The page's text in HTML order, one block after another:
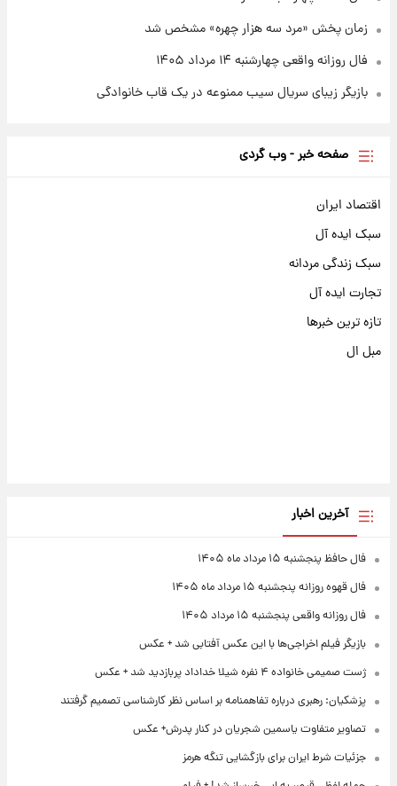
زمان پخش «مرد سه هزار چهره» مشخص شد
فال روزانه واقعی چهارشنبه ۱۴ مرداد ۱۴۰۵
بازیگر زیبای سریال سیب ممنوعه در یک قاب خانوادگی
صفحه خبر - وب گردی
اقتصاد ایران
سبک ایده آل
سبک زندگی مردانه
تجارت ایده آل
تازه ترین خبرها
مبل ال
آخرین اخبار
فال حافظ پنجشنبه ۱۵ مرداد ماه ۱۴۰۵
فال قهوه روزانه پنجشنبه ۱۵ مرداد ماه ۱۴۰۵
فال روزانه واقعی پنجشنبه ۱۵ مرداد ۱۴۰۵
بازیگر فیلم اخراجی‌ها با این عکس آفتابی شد + عکس
ژست صمیمی خانواده ۴ نفره شیلا خداداد پربازدید شد + عکس
پزشکیان: رهبری درباره تفاهمنامه بر اساس نظر کارشناسی تصمیم گرفتند
تصاویر متفاوت یاسمین شجریان در کنار پدرش+ عکس
جزئیات شرط ایران برای بازگشایی تنگه هرمز